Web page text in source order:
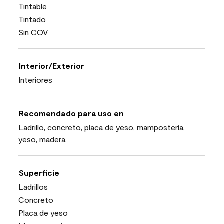
Tintable
Tintado
Sin COV
Interior/Exterior
Interiores
Recomendado para uso en
Ladrillo, concreto, placa de yeso, mampostería,
yeso, madera
Superficie
Ladrillos
Concreto
Placa de yeso